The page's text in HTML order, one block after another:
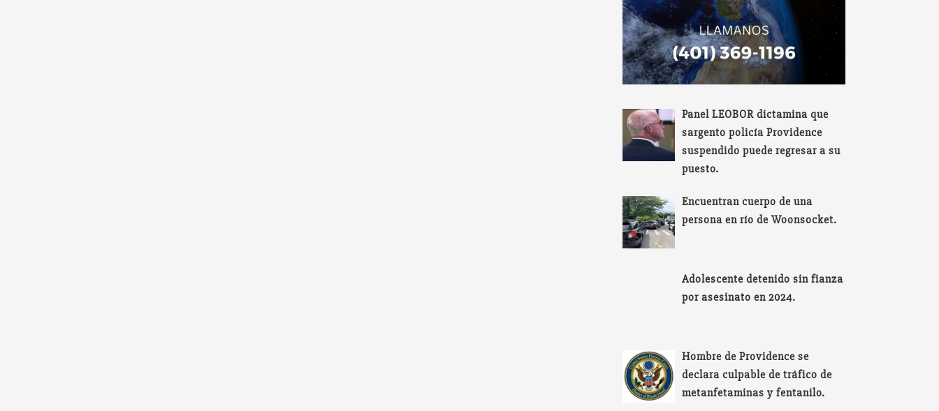
Panel LEOBOR dictamina que
sargento policía Providence
suspendido puede regresar a su
puesto.
Encuentran cuerpo de una
persona en río de Woonsocket.
Adolescente detenido sin fianza
por asesinato en 2024.
Hombre de Providence se
declara culpable de tráfico de
metanfetaminas y fentanilo.